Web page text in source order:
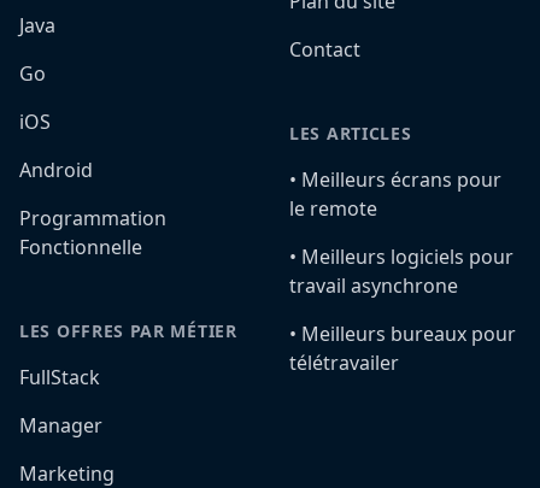
Java
Go
iOS
Android
Programmation
Fonctionnelle
LES OFFRES PAR MÉTIER
FullStack
Manager
Marketing
Contact
LES ARTICLES
•️ Meilleurs écrans pour
le remote
•️ Meilleurs logiciels pour
travail asynchrone
•️ Meilleurs bureaux pour
télétravailer